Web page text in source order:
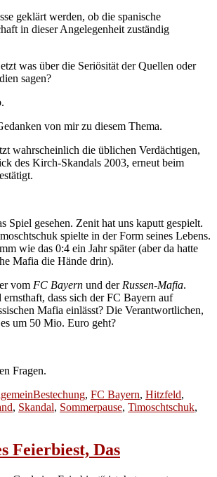
geklärt werden, ob die spanische
in dieser Angelegenheit zuständig
was über die Seriösität der Quellen oder
sagen?
von mir zu diesem Thema.
wahrscheinlich die üblichen Verdächtigen,
des Kirch-Skandals 2003, erneut beim
Spiel gesehen. Zenit hat uns kaputt gespielt.
spielte in der Form seines Lebens.
wie das 0:4 ein Jahr später (aber da hatte
Mafia die Hände drin).
vom FC Bayern und derRussen-Mafia.
dass sich der FC Bayern auf
Mafia einlässt? Die Verantwortlichen,
um 50 Mio. Euro geht?
Fragen.
Schlagwörter
Bestechung, FC Bayern, Hitzfeld,
, Skandal, Sommerpause, Timoschtschuk,
Feierbiest, Das